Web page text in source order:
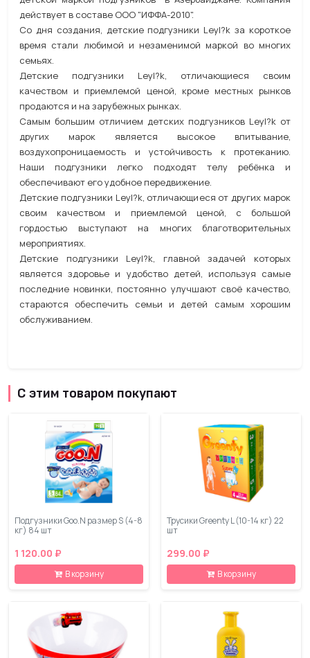
действует в составе ООО "ИФФА-2010".
Со дня создания, детские подгузники Leyl?k за короткое
время стали любимой и незаменимой маркой во многих
семьях.
Детские подгузники Leyl?k, отличающиеся своим
качеством и приемлемой ценой, кроме местных рынков
продаются и на зарубежных рынках.
Самым большим отличием детских подгузников Leyl?k от
других марок является высокое впитывание,
воздухопроницаемость и устойчивость к протеканию.
Наши подгузники легко подходят телу ребёнка и
обеспечивают его удобное передвижение.
Детские подгузники Leyl?k, отличающиеся от других марок
своим качеством и приемлемой ценой, с большой
гордостью выступают на многих благотворительных
мероприятиях.
Детские подгузники Leyl?k, главной задачей которых
является здоровье и удобство детей, используя самые
последние новинки, постоянно улучшают своё качество,
стараются обеспечить семьи и детей самым хорошим
обслуживанием.
С этим товаром покупают
Подгузники Goo.N размер S (4-8
кг) 84 шт
1 120.00 ₽
В корзину
Трусики Greenty L (10-14 кг) 22
шт
299.00 ₽
В корзину